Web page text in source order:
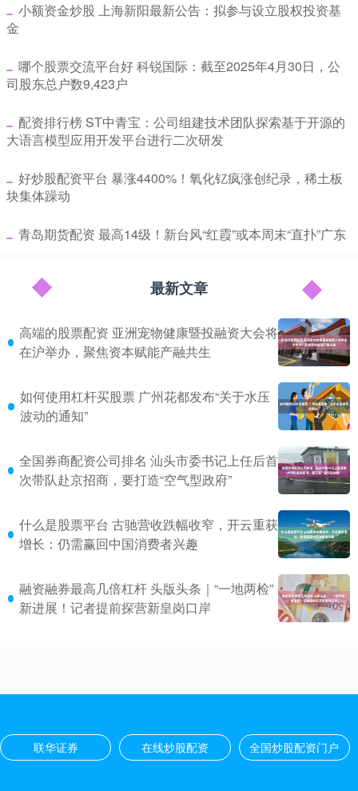
​小额资金炒股 上海新阳最新公告：拟参与设立股权投资基
金
​哪个股票交流平台好 科锐国际：截至2025年4月30日，公
司股东总户数9,423户
​配资排行榜 ST中青宝：公司组建技术团队探索基于开源的
大语言模型应用开发平台进行二次研发
​好炒股配资平台 暴涨4400%！氧化钇疯涨创纪录，稀土板
块集体躁动
​青岛期货配资 最高14级！新台风“红霞”或本周末“直扑”广东
最新文章
高端的股票配资 亚洲宠物健康暨投融资大会将
在沪举办，聚焦资本赋能产融共生
如何使用杠杆买股票 广州花都发布“关于水压
波动的通知”
全国券商配资公司排名 汕头市委书记上任后首
次带队赴京招商，要打造“空气型政府”
什么是股票平台 古驰营收跌幅收窄，开云重获
增长：仍需赢回中国消费者兴趣
融资融券最高几倍杠杆 头版头条｜“一地两检”
新进展！记者提前探营新皇岗口岸
联华证券 在线炒股配资 全国炒股配资门户